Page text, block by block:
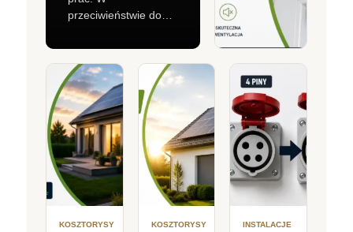
przeciwieństwie do…
KOSZTORYSY
KOSZTORYSY
INSTALACJE